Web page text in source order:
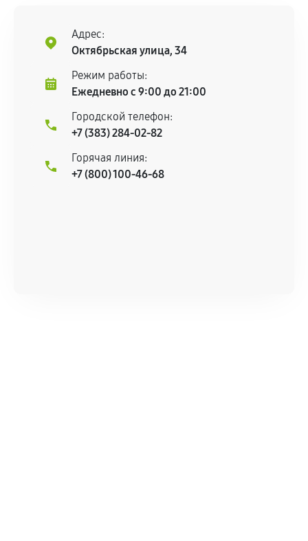
Предоставленные детали подходят по
техническим параметрам и не имеют внешних
Установка была выполнена нашим сервисным
центром.
При этом гарантия на сами комплектующие
остается на стороне производителя или
продавца. За качество сторонних деталей
сервисный центр ответственности не несет.
Адрес:
Октябрьская улица, 34
Режим работы:
Ежедневно с 9:00 до 21:00
Городской телефон:
+7 (383) 284-02-82
Горячая линия:
+7 (800) 100-46-68